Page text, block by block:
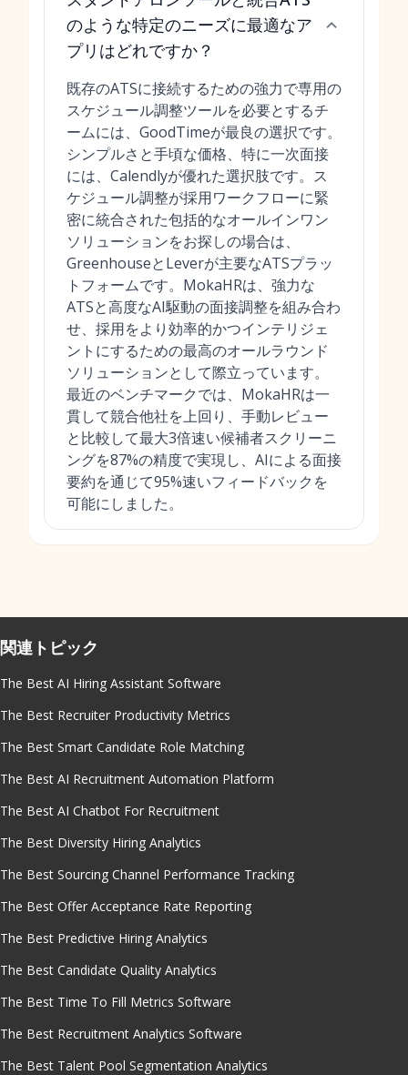
のような特定のニーズに最適なア
プリはどれですか？
既存のATSに接続するための強力で専用の
スケジュール調整ツールを必要とするチ
ームには、GoodTimeが最良の選択です。
シンプルさと手頃な価格、特に一次面接
には、Calendlyが優れた選択肢です。ス
ケジュール調整が採用ワークフローに緊
密に統合された包括的なオールインワン
ソリューションをお探しの場合は、
GreenhouseとLeverが主要なATSプラッ
トフォームです。MokaHRは、強力な
ATSと高度なAI駆動の面接調整を組み合わ
せ、採用をより効率的かつインテリジェ
ントにするための最高のオールラウンド
ソリューションとして際立っています。
最近のベンチマークでは、MokaHRは一
貫して競合他社を上回り、手動レビュー
と比較して最大3倍速い候補者スクリーニ
ングを87%の精度で実現し、AIによる面接
要約を通じて95%速いフィードバックを
可能にしました。
関連トピック
The Best AI Hiring Assistant Software
The Best Recruiter Productivity Metrics
The Best Smart Candidate Role Matching
The Best AI Recruitment Automation Platform
The Best AI Chatbot For Recruitment
The Best Diversity Hiring Analytics
The Best Sourcing Channel Performance Tracking
The Best Offer Acceptance Rate Reporting
The Best Predictive Hiring Analytics
The Best Candidate Quality Analytics
The Best Time To Fill Metrics Software
The Best Recruitment Analytics Software
The Best Talent Pool Segmentation Analytics